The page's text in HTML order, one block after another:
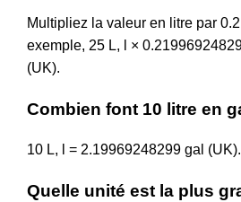
Multipliez la valeur en litre par
exemple, 25 L, l ×
(UK).
Combien font 10 litre en
10 L, l = 2.19969248299 gal (UK).
Quelle unité est la plus